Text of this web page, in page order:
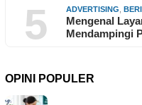
5 ADVERTISING
Mengenal
Mendampingi
OPINI POPULER